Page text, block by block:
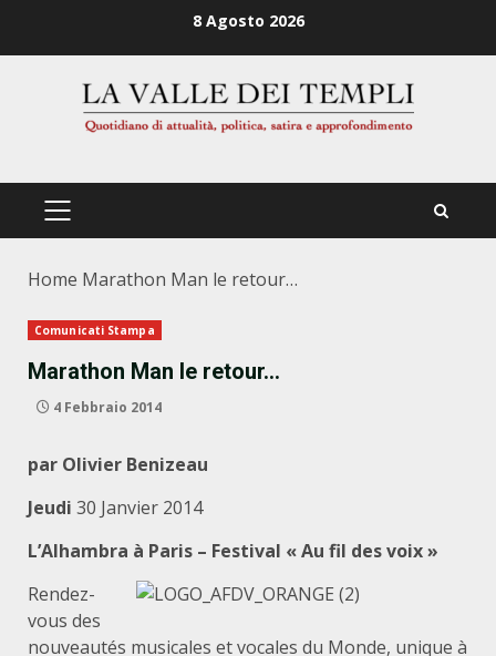
8 Agosto 2026
PRIMÄRES
Home Marathon Man le retour…
Comunicati Stampa
Marathon Man le retour…
4 Febbraio 2014
par Olivier Benizeau
Jeudi 30 Janvier 2014
L’Alhambra à Paris – Festival « Au fil des voix »
Rendez-
vous des
nouveautés musicales et vocales du Monde, unique à